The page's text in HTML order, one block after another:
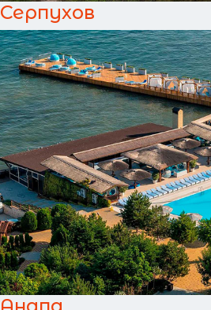
Серпухов